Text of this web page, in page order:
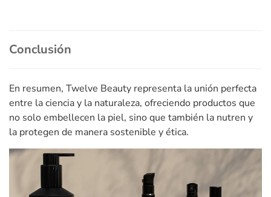
Conclusión
En resumen, Twelve Beauty representa la unión perfecta
entre la ciencia y la naturaleza, ofreciendo productos que
no solo embellecen la piel, sino que también la nutren y
la protegen de manera sostenible y ética.